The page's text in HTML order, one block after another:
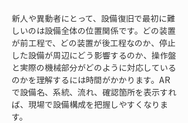
新人や異動者にとって、設備復旧で最初に難
しいのは設備全体の位置関係です。どの装置
が前工程で、どの装置が後工程なのか、停止
した設備が周辺にどう影響するのか、操作盤
と実際の機械部分がどのように対応している
のかを理解するには時間がかかります。AR
で設備名、系統、流れ、確認箇所を表示すれ
ば、現場で設備構成を把握しやすくなりま
す。